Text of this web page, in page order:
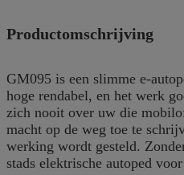
Productomschrijving
GM095 is een slimme e-
hoge rendabel, en het werk
zich nooit over uw die
macht op de weg toe te
werking wordt gesteld.
stads elektrische autoped